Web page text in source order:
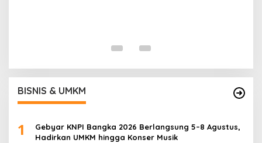
BISNIS & UMKM
1
Gebyar KNPI Bangka 2026 Berlangsung 5–8 Agustus,
Hadirkan UMKM hingga Konser Musik